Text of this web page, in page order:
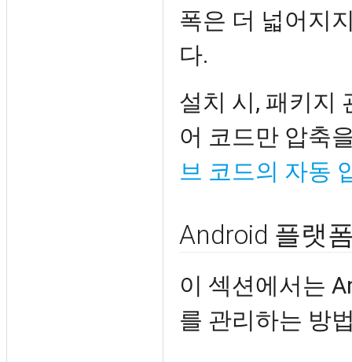
폭은 더 넓어지
다.
설치 시, 패키지
어 코드만 압축
브 코드의 자동
Android 플랫
이 섹션에서는
를 관리하는 방